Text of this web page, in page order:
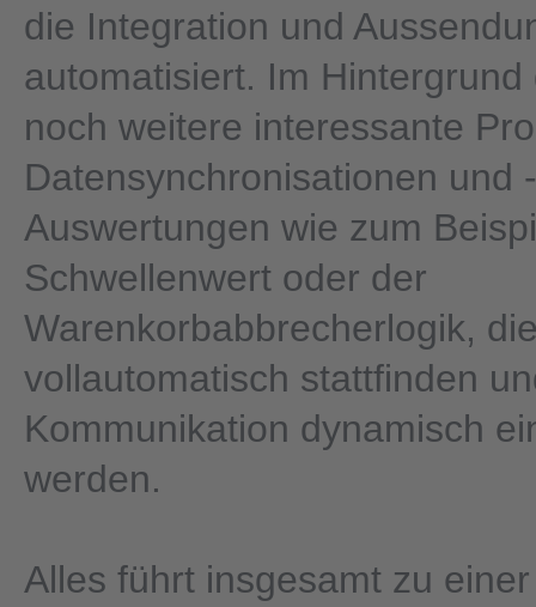
die Integration und
automatisiert. Im Hintergrund
noch weitere interessante
Datensynchronisationen und -
Auswertungen wie zum
Schwellenwert oder der
Warenkorbabbrecherlogik,
vollautomatisch stattfinden
Kommunikation dynamisch
werden.
Alles führt insgesamt zu einer